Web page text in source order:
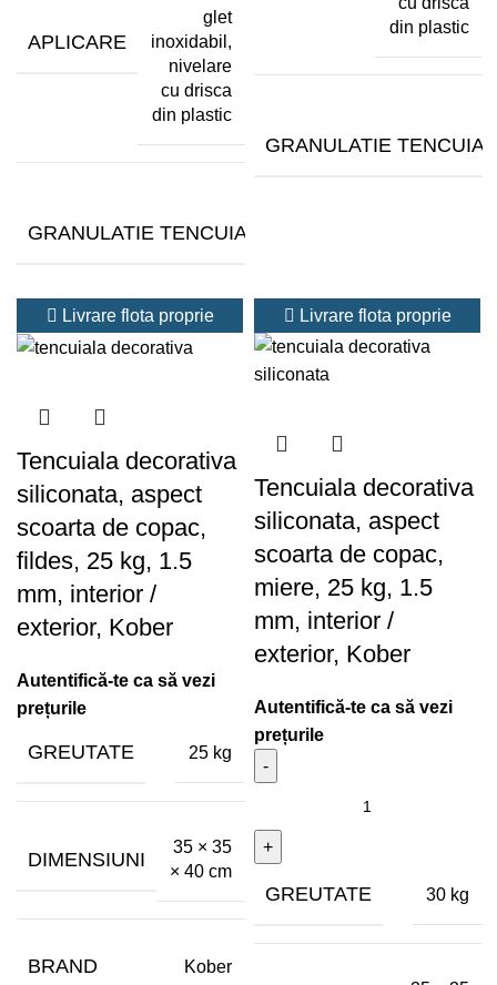
APLICARE
glet
inoxidabil,
nivelare
cu drisca
din plastic
GRANULATIE TENCUIALA (MM)
din plastic
GRANULATIE
Livrare flota proprie
Tencuiala decorativa
siliconata, aspect
scoarta de copac,
fildes, 25 kg, 1.5
mm, interior /
exterior, Kober
GREUTATE 25 kg
DIMENSIUNI
35 × 35
× 40 cm
BRAND Kober
Livrare flota proprie
Tencuiala decorativa
siliconata, aspect
scoarta de copac,
miere, 25 kg, 1.5
mm, interior /
exterior, Kober
GREUTATE 30 kg